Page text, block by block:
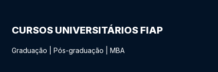
CURSOS UNIVERSITÁRIOS FIAP
Graduação Pós-graduação MBA